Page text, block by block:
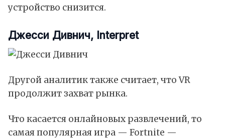
устройство снизится.
Джесси Дивнич, Interpret
Другой аналитик также считает, что VR
продолжит захват рынка.
Что касается онлайновых развлечений, то
самая популярная игра — Fortnite —